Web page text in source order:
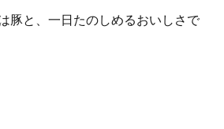
豚と、一日たのしめるおいしさで